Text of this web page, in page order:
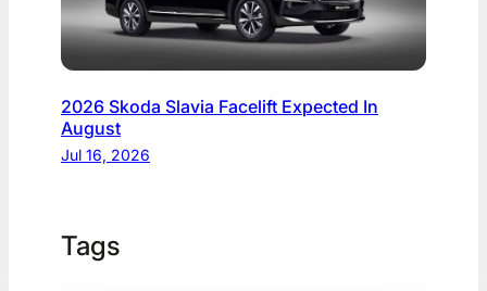
2026 Skoda Slavia Facelift Expected In
August
Jul 16, 2026
Tags